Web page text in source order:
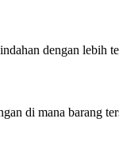
dengan lebih
di mana barang